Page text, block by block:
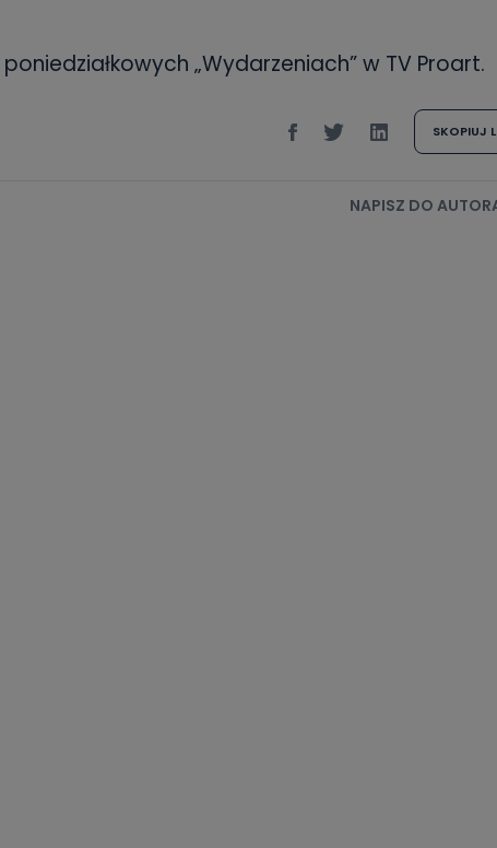
„Wydarzeniach” w TV Proart.
SKOPIUJ
NAPISZ DO